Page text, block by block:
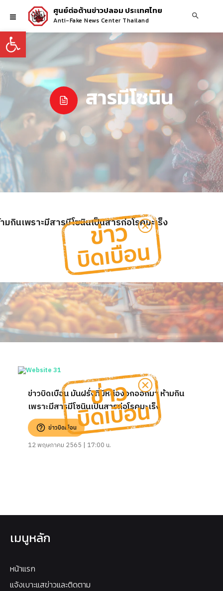
Open toolbar
ศูนย์ต่อต้านข่าวปลอม ประเทศไทย
Anti-Fake News Center Thailand
สารมีโซนิน
นเพราะมีสารมีโซนินเป็นสารก่อโรคมะเร็ง
ข่าวบิดเบือน มันฝรั่งที่มีหน่องอกออกมา ห้ามกิน
เพราะมีสารมีโซนินเป็นสารก่อโรคมะเร็ง
ข่าวบิดเบือน
12 พฤษภาคม 2565 | 17:00 น.
เมนูหลัก
หน้าแรก
แจ้งเบาะแสข่าวและติดตาม